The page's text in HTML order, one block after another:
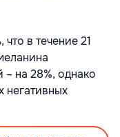
в течение 21
– на 28%, однако
негативных